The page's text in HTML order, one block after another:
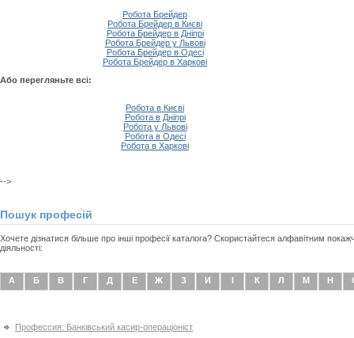
Робота Брейдер
Робота Брейдер в Києві
Робота Брейдер в Дніпрі
Робота Брейдер у Львові
Робота Брейдер в Одесі
Робота Брейдер в Харкові
Або перегляньте всі:
Робота в Києві
Робота в Дніпрі
Робота у Львові
Робота в Одесі
Робота в Харкові
-->
Пошук професій
Хочете дізнатися більше про інші професії каталога? Скористайтеся алфавітним
діяльності:
А Б В Г Д Е Ж З И І К Л М Н
Профессия: Банківський касир-операціоніст